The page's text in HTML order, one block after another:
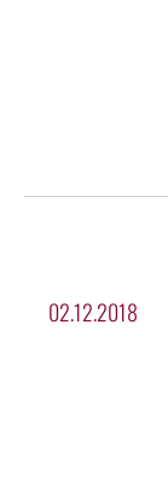
02.12.2018